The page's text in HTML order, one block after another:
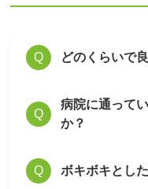
Q どのくらいで
A
症状の軽重に
すが、初回で
しかし、初回
Q
病院に通って
か？
A
病院に通いな
Q ボキボキとし